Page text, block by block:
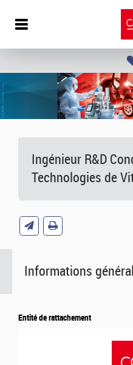
Ingénieur R&D
Technologies de
Informations
Entité de rattachement